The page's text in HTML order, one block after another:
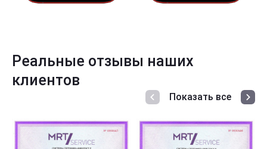
Реальные отзывы наших
клиентов
Показать все